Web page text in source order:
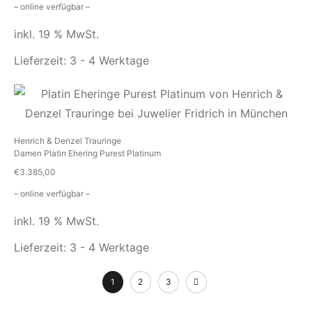
– online verfügbar –
inkl. 19 % MwSt.
Lieferzeit: 3 - 4 Werktage
Henrich & Denzel Trauringe
Damen Platin Ehering Purest Platinum
€3.385,00
– online verfügbar –
inkl. 19 % MwSt.
Lieferzeit: 3 - 4 Werktage
1 2 3